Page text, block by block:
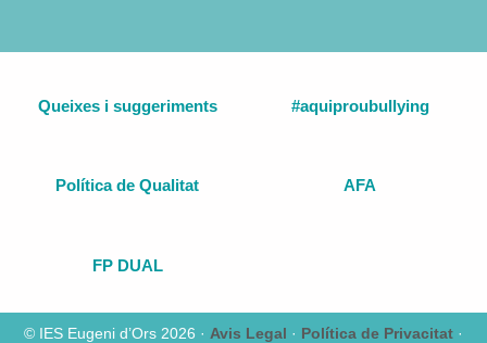
Queixes i suggeriments #aquiproubullying
Política de Qualitat AFA
FP DUAL
© IES Eugeni d’Ors 2026 · Avis Legal · Política de Privacitat ·